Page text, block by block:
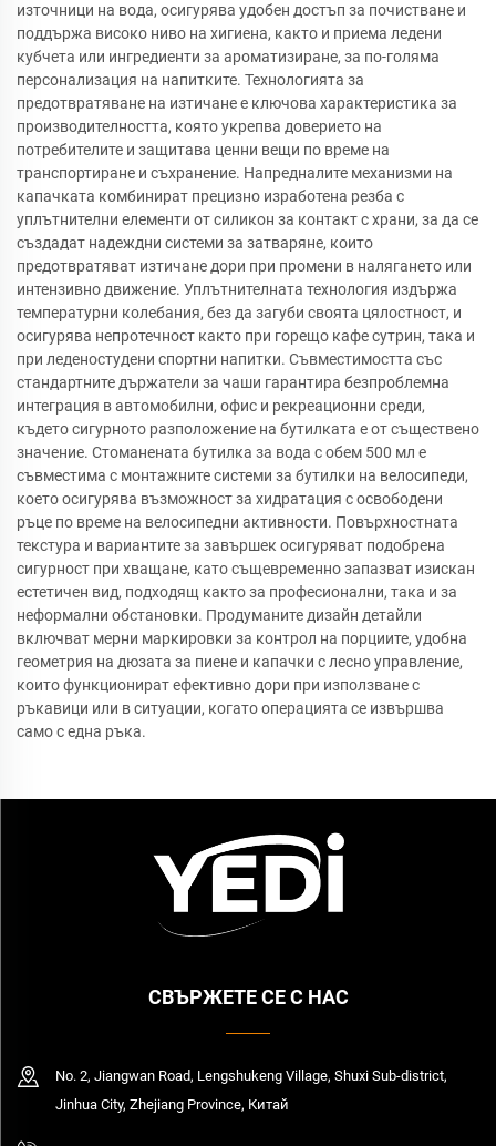
източници на вода, осигурява удобен достъп за почистване и
поддържа високо ниво на хигиена, както и приема ледени
кубчета или ингредиенти за ароматизиране, за по-голяма
персонализация на напитките. Технологията за
предотвратяване на изтичане е ключова характеристика за
производителността, която укрепва доверието на
потребителите и защитава ценни вещи по време на
транспортиране и съхранение. Напредналите механизми на
капачката комбинират прецизно изработена резба с
уплътнителни елементи от силикон за контакт с храни, за да се
създадат надеждни системи за затваряне, които
предотвратяват изтичане дори при промени в налягането или
интензивно движение. Уплътнителната технология издържа
температурни колебания, без да загуби своята цялостност, и
осигурява непротечност както при горещо кафе сутрин, така и
при леденостудени спортни напитки. Съвместимостта със
стандартните държатели за чаши гарантира безпроблемна
интеграция в автомобилни, офис и рекреационни среди,
където сигурното разположение на бутилката е от съществено
значение. Стоманената бутилка за вода с обем 500 мл е
съвместима с монтажните системи за бутилки на велосипеди,
което осигурява възможност за хидратация с освободени
ръце по време на велосипедни активности. Повърхностната
текстура и вариантите за завършек осигуряват подобрена
сигурност при хващане, като същевременно запазват изискан
естетичен вид, подходящ както за професионални, така и за
неформални обстановки. Продуманите дизайн детайли
включват мерни маркировки за контрол на порциите, удобна
геометрия на дюзата за пиене и капачки с лесно управление,
които функционират ефективно дори при използване с
ръкавици или в ситуации, когато операцията се извършва
само с една ръка.
СВЪРЖЕТЕ СЕ С НАС
No. 2, Jiangwan Road, Lengshukeng Village, Shuxi Sub-district,
Jinhua City, Zhejiang Province, Китай